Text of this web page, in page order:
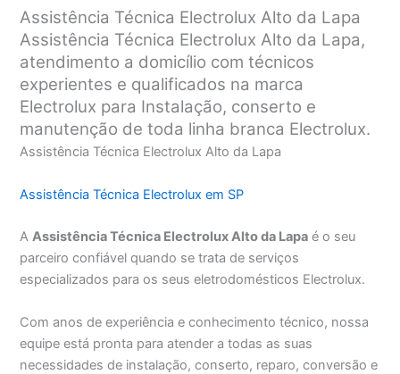
Assistência Técnica Electrolux Alto da Lapa
Assistência Técnica Electrolux Alto da Lapa,
atendimento a domicílio com técnicos
experientes e qualificados na marca
Electrolux para Instalação, conserto e
manutenção de toda linha branca Electrolux.
Assistência Técnica Electrolux Alto da Lapa
Assistência Técnica Electrolux em SP
AAssistência Técnica Electrolux Alto da Lapa é o seu
parceiro confiável quando se trata de serviços
especializados para os seus eletrodomésticos Electrolux.
Com anos de experiência e conhecimento técnico, nossa
equipe está pronta para atender a todas as suas
necessidades de instalação, conserto, reparo, conversão e